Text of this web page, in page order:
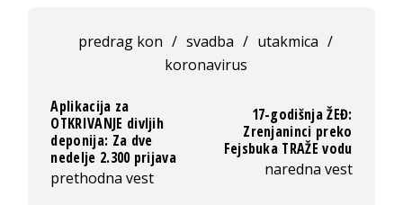
predrag kon / svadba / utakmica /
koronavirus
Aplikacija za
OTKRIVANJE divljih
deponija: Za dve
nedelje 2.300 prijava
prethodna vest
17-godišnja ŽEĐ:
Zrenjaninci preko
Fejsbuka TRAŽE vodu
naredna vest